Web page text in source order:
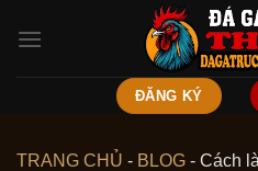
ĐĂNG KÝ
TRANG CHỦ - BLOG - Cách